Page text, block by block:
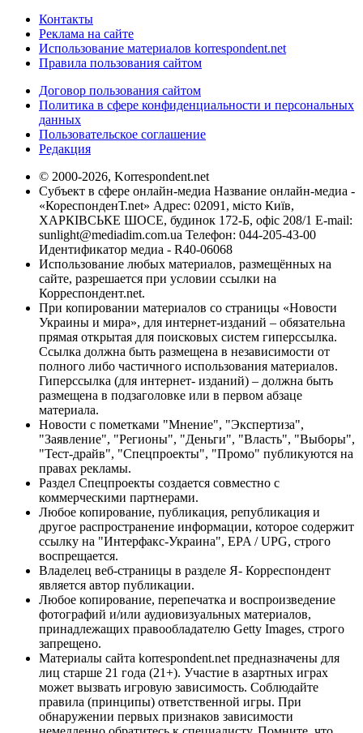
Контакты
Реклама на сайте
Использование материалов korrespondent.net
Правила пользования сайтом
Договор пользования сайтом
Политика в сфере конфиденциальности и персональных
данных
Пользовательское соглашение
Редакция
© 2000-2026, Korrespondent.net
Субъект в сфере онлайн-медиа Название онлайн-медиа -
«КореспонденТ.net» Адрес: 02091, місто Київ,
ХАРКІВСЬКЕ ШОСЕ, будинок 172-Б, офіс 208/1 E-mail:
sunlight@mediadim.com.ua Телефон: 044-205-43-00
Идентификатор медиа - R40-06068
Использование любых материалов, размещённых на
сайте, разрешается при условии ссылки на
Корреспондент.net.
При копировании материалов со страницы «Новости
Украины и мира», для интернет-изданий – обязательна
прямая открытая для поисковых систем гиперссылка.
Ссылка должна быть размещена в независимости от
полного либо частичного использования материалов.
Гиперссылка (для интернет- изданий) – должна быть
размещена в подзаголовке или в первом абзаце
материала.
Новости с пометками "Мнение", "Экспертиза",
"Заявление", "Регионы", "Деньги", "Власть", "Выборы",
"Тест-драйв", "Спецпроекты", "Промо" публикуются на
правах рекламы.
Раздел Спецпроекты создается совместно с
коммерческими партнерами.
Любое копирование, публикация, републикация и
другое распространение информации, которое содержит
ссылку на "Интерфакс-Украина", EPA / UPG, строго
воспрещается.
Владелец веб-страницы в разделе Я- Корреспондент
является автор публикации.
Любое копирование, перепечатка и воспроизведение
фотографий и/или аудиовизуальных материалов,
принадлежащих правообладателю Getty Images, строго
запрещено.
Материалы сайта korrespondent.net предназначены для
лиц старше 21 года (21+). Участие в азартных играх
может вызвать игровую зависимость. Соблюдайте
правила (принципы) ответственной игры. При
обнаружении первых признаков зависимости